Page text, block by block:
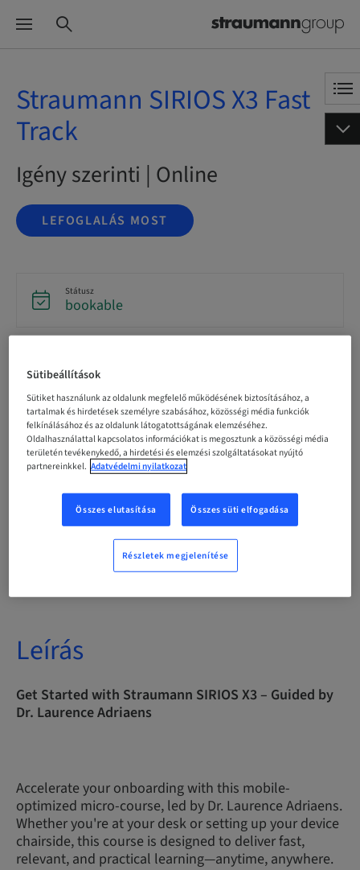
Straumann SIRIOS X3 Fast
Track
Igény szerinti | Online
LEFOGLALÁS MOST
Státusz
bookable
English
Pontok
0.00 Pontok
Kézbesítési mód
eLearning
International
Leírás
Get Started with Straumann SIRIOS X3 – Guided by
Dr. Laurence Adriaens
Accelerate your onboarding with this mobile-
optimized micro-course, led by Dr. Laurence Adriaens.
Whether you're at your desk or setting up your device
chairside, this course is designed to deliver fast,
relevant, and practical learning—anytime, anywhere.
Sütibeállítások
Sütiket használunk az oldalunk megfelelő működésének biztosításához, a
tartalmak és hirdetések személyre szabásához, közösségi média funkciók
felkínálásához és az oldalunk látogatottságának elemzéséhez.
Oldalhasználattal kapcsolatos információkat is megosztunk a közösségi média
területén tevékenykedő, a hirdetési és elemzési szolgáltatásokat nyújtó
partnereinkkel. Adatvédelmi nyilatkozat
Összes elutasítása Összes süti elfogadása
Részletek megjelenítése